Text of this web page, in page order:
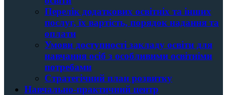
Перелік додаткових освітніх та інших
послуг, їх вартість, порядок надання та
оплати
Умови доступності закладу освіти для
навчання осіб з особливими освітніми
потребами
Стратегічний план розвитку
Навчально-практичний центр